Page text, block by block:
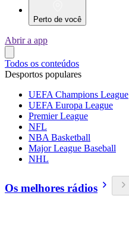
Perto de você
Abrir a app
Todos os conteúdos
Desportos populares
UEFA Champions League
UEFA Europa League
Premier League
NFL
NBA Basketball
Major League Baseball
NHL
Os melhores rádios